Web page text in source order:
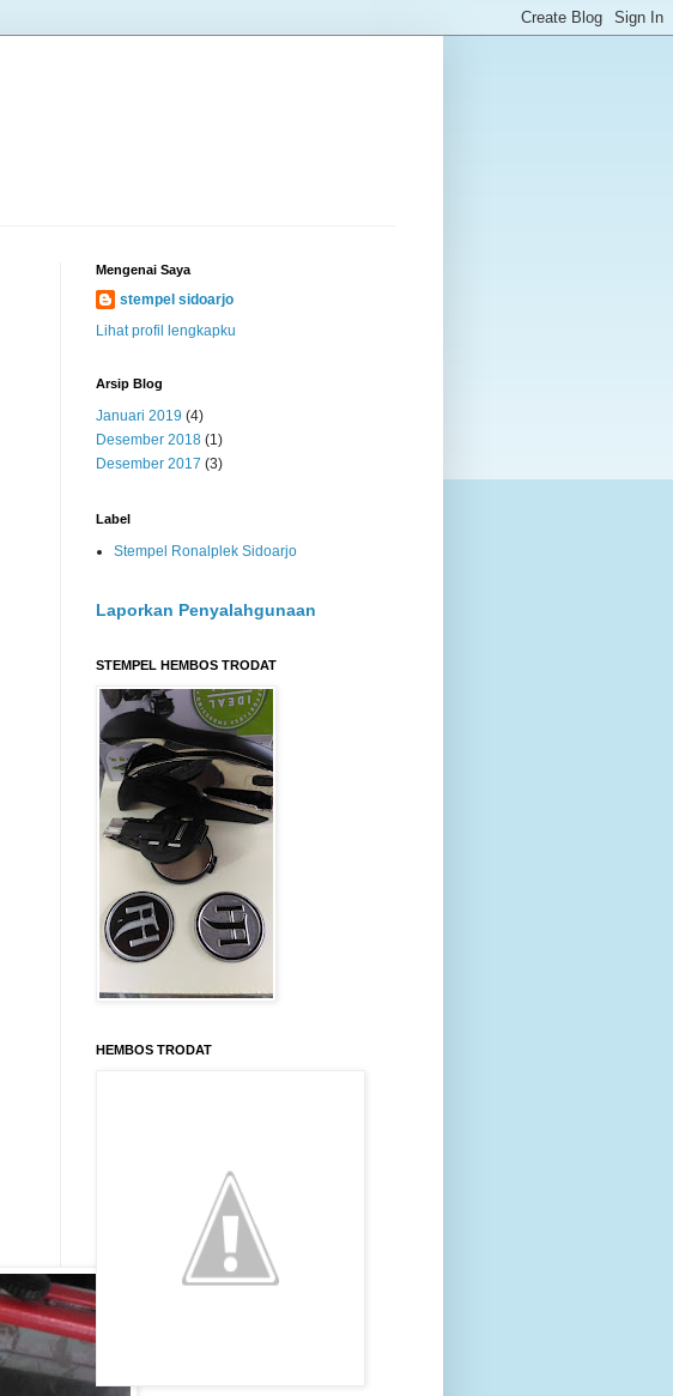
Mengenai Saya
stempel sidoarjo
Lihat profil lengkapku
Arsip Blog
Januari 2019 (4)
Desember 2018 (1)
Desember 2017 (3)
Label
Stempel Ronalplek Sidoarjo
Laporkan Penyalahgunaan
STEMPEL HEMBOS TRODAT
HEMBOS TRODAT